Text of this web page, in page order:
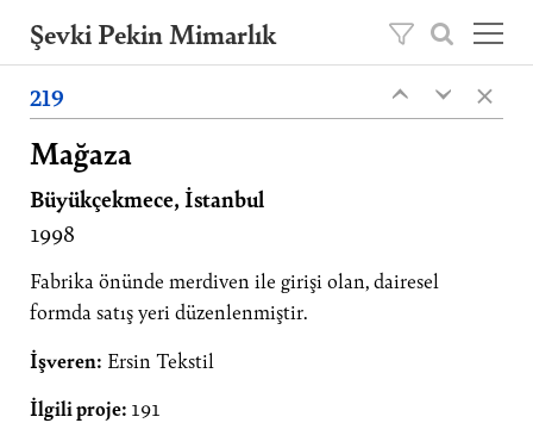
Şevki Pekin Mimarlık
mimarlık ofisini, 2020 yılından itibaren oğlu
Ömer Pekin yönetmektedir.
Projeler
Hakkımızda
Yayınlar
İletişim
EN
219 ‹
‹ ×
Mağaza
Büyükçekmece, İstanbul
1998
Fabrika önünde merdiven ile girişi olan, dairesel
formda satış yeri düzenlenmiştir.
İşveren: Ersin Tekstil
İlgili proje: 191